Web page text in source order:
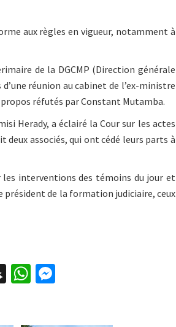
aux règles en vigueur, notamment à
de la DGCMP (Direction générale
réunion au cabinet de l’ex-ministre
réfutés par Constant Mutamba.
Herady, a éclairé la Cour sur les actes
associés, qui ont cédé leurs parts à
les interventions des témoins du jour et
président de la formation judiciaire, ceux
S
n
W
h